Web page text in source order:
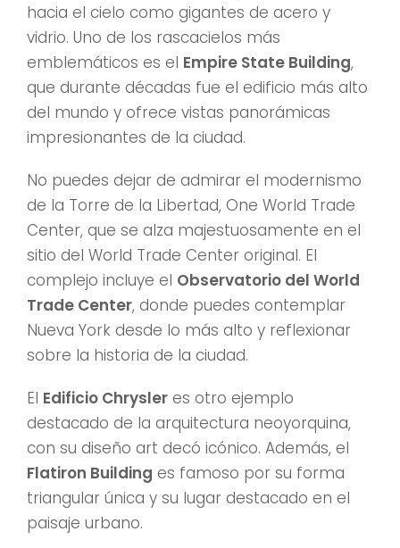
hacia el cielo como gigantes de acero y
vidrio. Uno de los rascacielos más
emblemáticos es el Empire State Building,
que durante décadas fue el edificio más alto
del mundo y ofrece vistas panorámicas
impresionantes de la ciudad.
No puedes dejar de admirar el modernismo
de la Torre de la Libertad, One World Trade
Center, que se alza majestuosamente en el
sitio del World Trade Center original. El
complejo incluye el Observatorio del World
Trade Center, donde puedes contemplar
Nueva York desde lo más alto y reflexionar
sobre la historia de la ciudad.
El Edificio Chrysleres otro ejemplo
destacado de la arquitectura neoyorquina,
con su diseño art decó icónico. Además, el
Flatiron Building es famoso por su forma
triangular única y su lugar destacado en el
paisaje urbano.